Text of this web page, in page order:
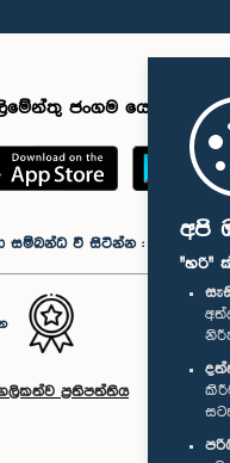
අපි
"හරි"
ජංගම යෙදුම
සම්බන්ධ වී සිටින්න :
ප්‍රතිපත්තිය